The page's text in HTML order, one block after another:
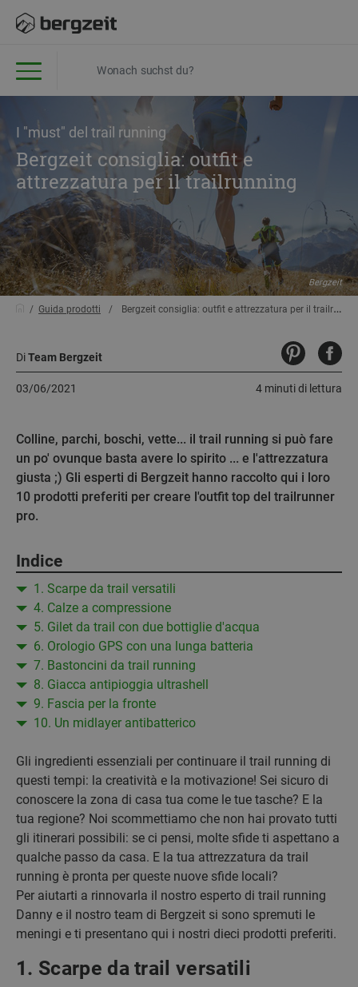
I "must" del trail running
Bergzeit consiglia: outfit e
attrezzatura per il trailrunning
Bergzeit
Guida prodotti Bergzeit consiglia: outfit e attrezzatura per il trailrunning
DiTeam Bergzeit
4 minuti di lettura
03/06/2021
Colline, parchi, boschi, vette... il trail running si può fare
un po' ovunque basta avere lo spirito ... e l'attrezzatura
giusta ;) Gli esperti di Bergzeit hanno raccolto qui i loro
10 prodotti preferiti per creare l'outfit top del trailrunner
pro.
Indice
1. Scarpe da trail versatili
4. Calze a compressione
5. Gilet da trail con due bottiglie d'acqua
6. Orologio GPS con una lunga batteria
7. Bastoncini da trail running
8. Giacca antipioggia ultrashell
9. Fascia per la fronte
10. Un midlayer antibatterico
Gli ingredienti essenziali per continuare il trail running di
questi tempi: la creatività e la motivazione! Sei sicuro di
conoscere la zona di casa tua come le tue tasche? E la
tua regione? Noi scommettiamo che non hai provato tutti
gli itinerari possibili: se ci pensi, molte sfide ti aspettano a
qualche passo da casa. E la tua attrezzatura da trail
running è pronta per queste nuove sfide locali?
Per aiutarti a rinnovarla il nostro esperto di trail running
Danny e il nostro team di Bergzeit si sono spremuti le
meningi e ti presentano qui i nostri dieci prodotti preferiti.
1. Scarpe da trail versatili